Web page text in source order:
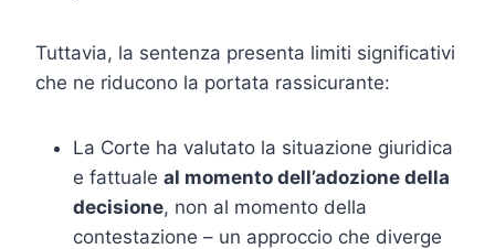
Tuttavia, la sentenza presenta limiti significativi
che ne riducono la portata rassicurante:
La Corte ha valutato la situazione giuridica
e fattuale al momento dell’adozione della
decisione, non al momento della
contestazione – un approccio che diverge